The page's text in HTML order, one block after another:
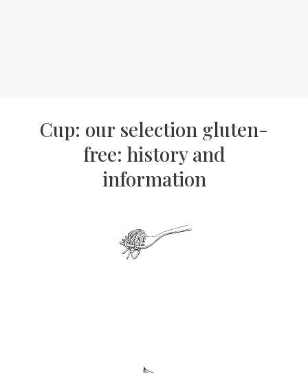
Cup: our selection gluten-
free: history and
information